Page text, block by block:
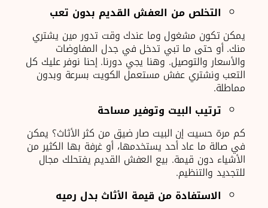
التخلص من العفش القديم بدون تعب
يمكن تكون مشغول وما عندك وقت تدور مين يشتري
منك. أو حتى ما تبي تدخل في جدل المفاوضات
والأسعار والتوصيل. وهنا يجي دورنا. إحنا نوفر عليك كل
التعب ونشتري عفش مستعمل الكويت بسرعة وبدون
مماطلة.
ترتيب البيت وتوفير مساحة
كم مرة حسيت إن البيت صار ضيق من كثر الأثاث؟ يمكن
في صالة ما عاد أحد يستخدمها، أو غرفة بها الكثير من
الأشياء دون قيمة. بيع العفش القديم يفتحلك مجال
للتجديد والتنظيم.
الاستفادة من قيمة الأثاث بدل رميه